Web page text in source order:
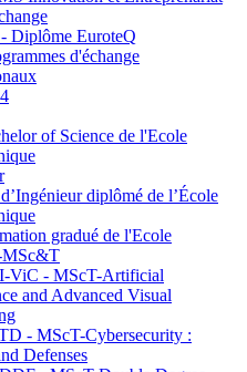
Diplôme EuroteQ
d'échange
of Science de l'Ecole
diplômé de l’École
gradué de l'Ecole
MSc&T
ViC - MScT-Artificial
and Advanced Visual
- MScT-Cybersecurity :
Defenses